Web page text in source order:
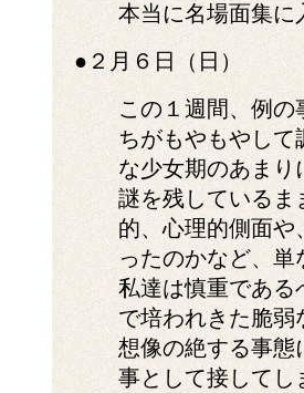
本当に名場面集に
●２月６日（日）
この１週間、例
ちがもやもやし
な少女期のあま
謎を残しているま
的、心理的側面
ったのかなど、
私達は慎重である
で培われきた脆
想像の絶する事態
事として接してし